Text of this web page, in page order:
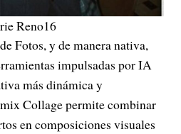
Reno16
Fotos, y de manera nativa,
impulsadas por IA
más dinámica y
Collage permite combinar
en composiciones visuales